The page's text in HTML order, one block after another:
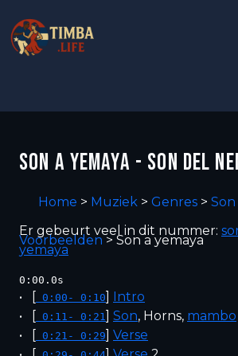
SON A YEMAYA - SON DEL
Home > Muziek > Genres > Son
Voorbeelden> Son a yemaya
Er gebeurt veel in dit nummer:
yemaya
0:00.0s
[ 0:00- 0:10] Intro
[ 0:11- 0:21] Son, Horns, mambo
[ 0:21- 0:29] Verse